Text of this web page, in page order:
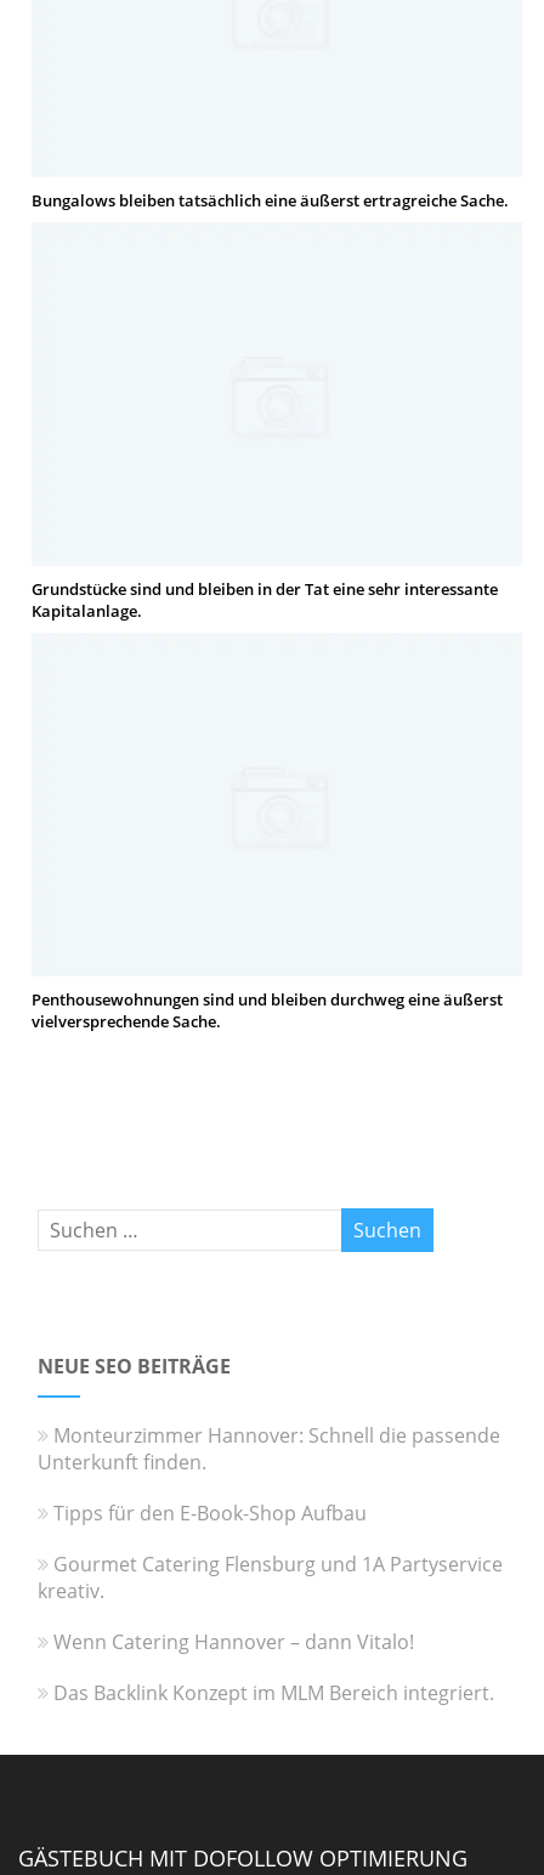
Bungalows bleiben tatsächlich eine äußerst ertragreiche Sache.
Grundstücke sind und bleiben in der Tat eine sehr interessante
Kapitalanlage.
Penthousewohnungen sind und bleiben durchweg eine äußerst
vielversprechende Sache.
NEUE SEO BEITRÄGE
Monteurzimmer Hannover: Schnell die passende
Unterkunft finden.
Tipps für den E-Book-Shop Aufbau
Gourmet Catering Flensburg und 1A Partyservice
kreativ.
Wenn Catering Hannover – dann Vitalo!
Das Backlink Konzept im MLM Bereich integriert.
GÄSTEBUCH MIT DOFOLLOW OPTIMIERUNG